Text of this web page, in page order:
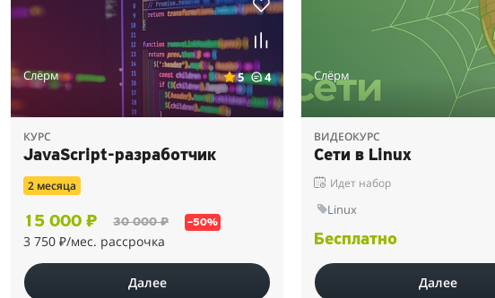
Слёрм 5 4
КУРС
JavaScript-разработчик
2 месяца
15 000 ₽ 30 000 ₽ –50%
3 750 ₽/мес. рассрочка
Далее
Слёрм
ВИДЕОКУРС
Сети в Linux
Идет набор
Linux
Бесплатно
Далее